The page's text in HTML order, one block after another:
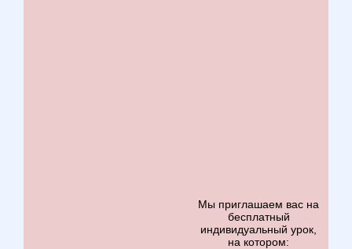
Мы приглашаем вас на
бесплатный
индивидуальный урок,
на котором: